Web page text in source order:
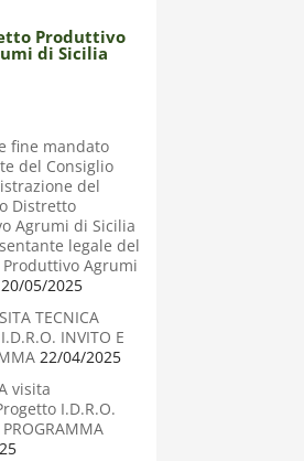
Produttivo
di Sicilia
fine mandato
del Consiglio
del
Distretto
Agrumi di Sicilia
legale del
Agrumi
20/05/2025
TECNICA
INVITO E
22/04/2025
visita
I.D.R.O.